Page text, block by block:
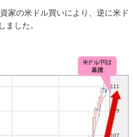
家の米ドル買いにより、逆に米ド
ました。